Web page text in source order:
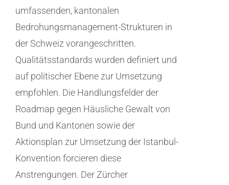
umfassenden, kantonalen
Bedrohungsmanagement-Strukturen in
der Schweiz vorangeschritten.
Qualitätsstandards wurden definiert und
auf politischer Ebene zur Umsetzung
empfohlen. Die Handlungsfelder der
Roadmap gegen Häusliche Gewalt von
Bund und Kantonen sowie der
Aktionsplan zur Umsetzung der Istanbul-
Konvention forcieren diese
Anstrengungen. Der Zürcher